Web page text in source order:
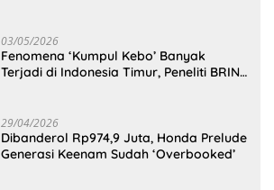
03/05/2026
Fenomena ‘Kumpul Kebo’ Banyak
Terjadi di Indonesia Timur, Peneliti BRIN
29/04/2026
Dibanderol Rp974,9 Juta, Honda Prelude
Generasi Keenam Sudah ‘Overbooked’